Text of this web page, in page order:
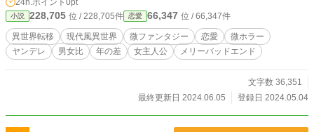
掲載。
24h.ポイント 0pt
小説 228,705 位 / 228,705件 恋愛 66,347 位 / 66,347件
異世界転移 現代風異世界 微ファンタジー 恋愛
微ホラー
ヤンデレ
男女比 年の差 女主人公 メリーバッドエンド
文字数 36,351
最終更新日 2024.06.05
登録日 2024.05.04